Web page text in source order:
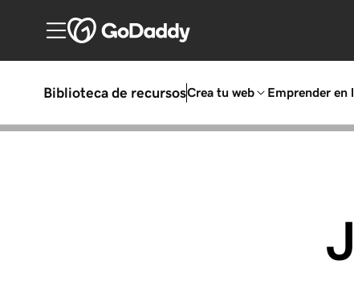
Biblioteca de recursosCrea tu web Emprender en